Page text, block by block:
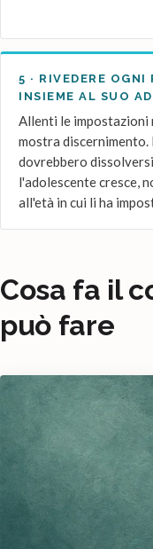
5 · RIVEDERE OGNI
INSIEME AL SUO
Allenti le impostazioni
mostra
dovrebbero
l'adolescente cresce,
all'età in cui li ha
Cosa fa il
può fare